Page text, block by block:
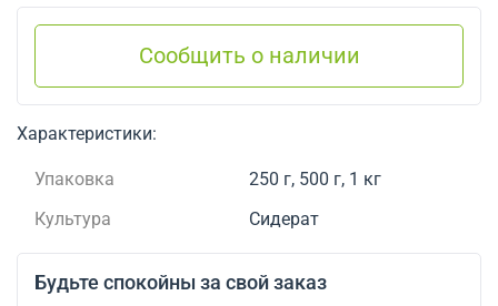
Сообщить о наличии
Характеристики:
Упаковка
250 г, 500 г, 1 кг
Культура
Сидерат
Будьте спокойны за свой заказ